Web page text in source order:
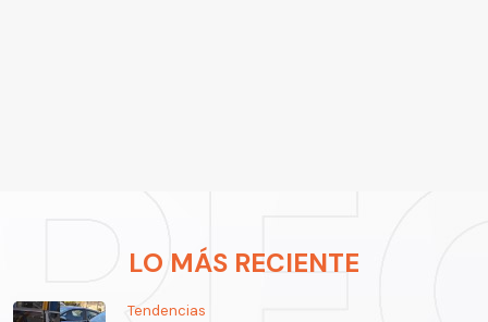
LO MÁS RECIENTE
Tendencias